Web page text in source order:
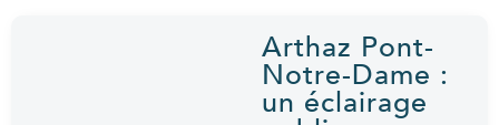
Arthaz Pont-
Notre-Dame :
un éclairage